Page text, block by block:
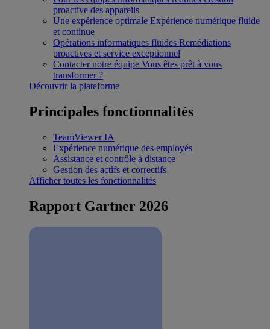
proactive des appareils
Une expérience optimale Expérience numérique fluide
et continue
Opérations informatiques fluides Remédiations
proactives et service exceptionnel
Contacter notre équipe Vous êtes prêt à vous
transformer ?
Découvrir la plateforme
Principales fonctionnalités
TeamViewer IA
Expérience numérique des employés
Assistance et contrôle à distance
Gestion des actifs et correctifs
Afficher toutes les fonctionnalités
Rapport Gartner 2026